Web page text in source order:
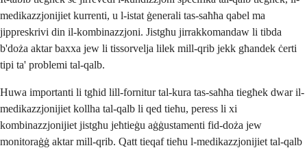
medikazzjonijiet kurrenti, u l-istat ġenerali tas-saħħa qabel ma
jippreskrivi din il-kombinazzjoni. Jistgħu jirrakkomandaw li tibda
b'doża aktar baxxa jew li tissorvelja lilek mill-qrib jekk għandek ċerti
tipi ta' problemi tal-qalb.
Huwa importanti li tgħid lill-fornitur tal-kura tas-saħħa tiegħek dwar il-
medikazzjonijiet kollha tal-qalb li qed tieħu, peress li xi
kombinazzjonijiet jistgħu jeħtieġu aġġustamenti fid-doża jew
monitoraġġ aktar mill-qrib. Qatt tieqaf tieħu l-medikazzjonijiet tal-qalb